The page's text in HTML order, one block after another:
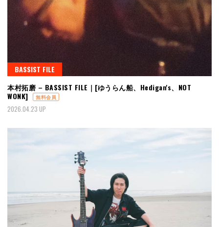
BASSIST FILE
本村拓磨 – BASSIST FILE｜[ゆうらん船、Hedigan's、NOT
WONK]
無料会員
2026.04.23 UP